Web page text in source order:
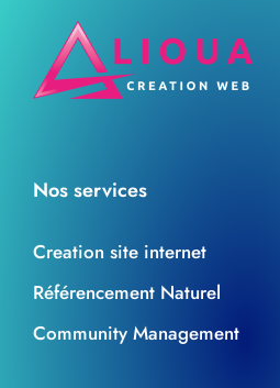
Nos services
Creation site internet
Référencement Naturel
Community Management